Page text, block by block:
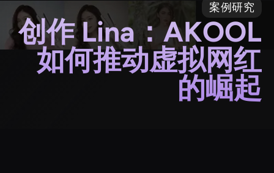
案例研究
创作 Lina：AKOOL
如何推动虚拟网红
的崛起